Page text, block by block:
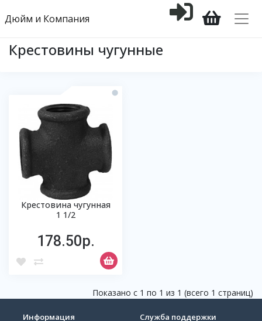
Дюйм и Компания
Крестовины чугунные
Крестовина чугунная
1 1/2
178.50р.
Показано с 1 по 1 из 1 (всего 1 страниц)
Информация Служба поддержки